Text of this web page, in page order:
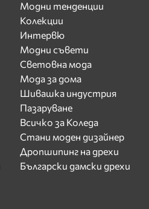
Модни тенденции
Колекции
Интервю
Модни съвети
Световна мода
Мода за дома
Шивашка индустрия
Пазаруване
Всичко за Коледа
Стани моден дизайнер
Дропшипинг на дрехи
Български дамски дрехи